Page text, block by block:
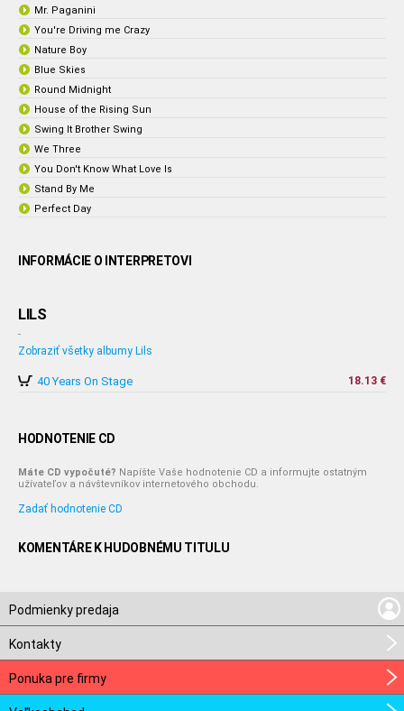
Mr. Paganini
You're Driving me Crazy
Nature Boy
Blue Skies
Round Midnight
House of the Rising Sun
Swing It Brother Swing
We Three
You Don't Know What Love Is
Stand By Me
Perfect Day
INFORMÁCIE O INTERPRETOVI
LILS
-
Zobraziť všetky albumy Lils
40 Years On Stage 18.13 €
HODNOTENIE CD
Máte CD vypočuté? Napíšte Vaše hodnotenie CD a informujte ostatným
užívateľov a návštevníkov internetového obchodu.
Zadať hodnotenie CD
KOMENTÁRE K HUDOBNÉMU TITULU
Podmienky predaja
Kontakty
Ponuka pre firmy